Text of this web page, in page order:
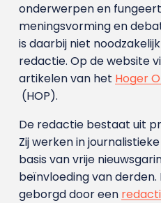
onderwerpen en
meningsvorming en
is daarbij niet
redactie. Op de website
artikelen van het Hoger
(HOP).
De redactie bestaat uit
Zij werken in
basis van vrije
beïnvloeding van derden.
geborgd door een